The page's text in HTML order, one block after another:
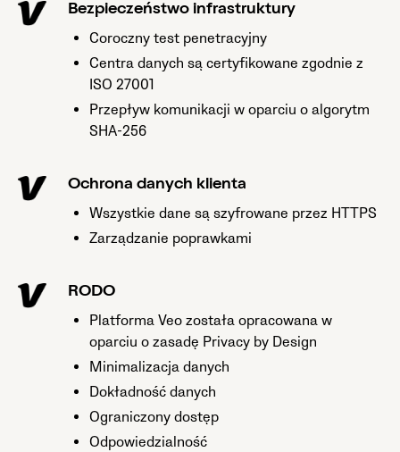
Bezpieczeństwo infrastruktury
Coroczny test penetracyjny
Centra danych są certyfikowane zgodnie z
ISO 27001
Przepływ komunikacji w oparciu o algorytm
SHA-256
Ochrona danych klienta
Wszystkie dane są szyfrowane przez HTTPS
Zarządzanie poprawkami
RODO
Platforma Veo została opracowana w
oparciu o zasadę Privacy by Design
Minimalizacja danych
Dokładność danych
Ograniczony dostęp
Odpowiedzialność